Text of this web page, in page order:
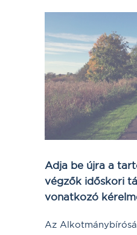
Adja be újra a
végzők időskori
vonatkozó
Az